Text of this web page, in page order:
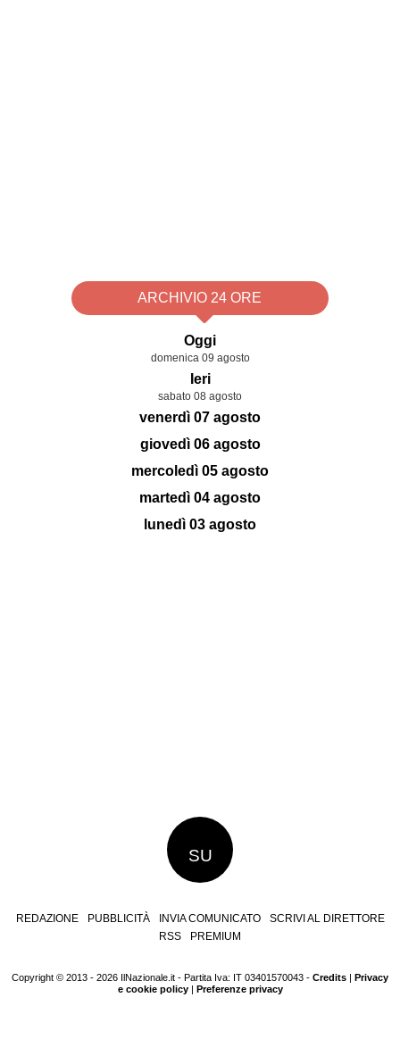
ARCHIVIO 24 ORE
Oggi
domenica 09 agosto
Ieri
sabato 08 agosto
venerdì 07 agosto
giovedì 06 agosto
mercoledì 05 agosto
martedì 04 agosto
lunedì 03 agosto
SU
REDAZIONE PUBBLICITÀ INVIA COMUNICATO
SCRIVI AL DIRETTORE
RSS
PREMIUM
Copyright © 2013 - 2026 IlNazionale.it - Partita Iva: IT 03401570043 - Credits | Privacy
e cookie policy| Preferenze privacy